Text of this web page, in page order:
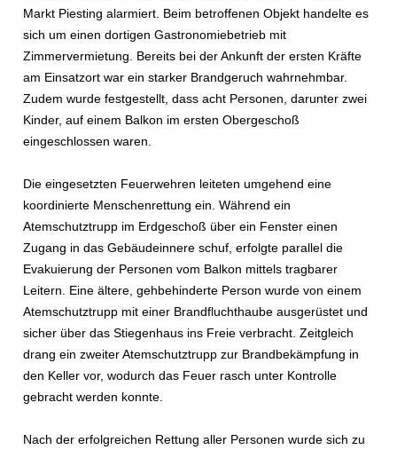
Markt Piesting alarmiert. Beim betroffenen Objekt handelte es
sich um einen dortigen Gastronomiebetrieb mit
Zimmervermietung. Bereits bei der Ankunft der ersten Kräfte
am Einsatzort war ein starker Brandgeruch wahrnehmbar.
Zudem wurde festgestellt, dass acht Personen, darunter zwei
Kinder, auf einem Balkon im ersten Obergeschoß
eingeschlossen waren.
Die eingesetzten Feuerwehren leiteten umgehend eine
koordinierte Menschenrettung ein. Während ein
Atemschutztrupp im Erdgeschoß über ein Fenster einen
Zugang in das Gebäudeinnere schuf, erfolgte parallel die
Evakuierung der Personen vom Balkon mittels tragbarer
Leitern. Eine ältere, gehbehinderte Person wurde von einem
Atemschutztrupp mit einer Brandfluchthaube ausgerüstet und
sicher über das Stiegenhaus ins Freie verbracht. Zeitgleich
drang ein zweiter Atemschutztrupp zur Brandbekämpfung in
den Keller vor, wodurch das Feuer rasch unter Kontrolle
gebracht werden konnte.
Nach der erfolgreichen Rettung aller Personen wurde sich zu